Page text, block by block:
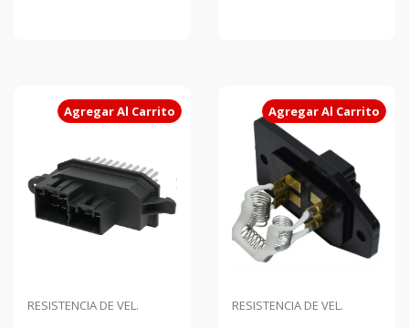
Agregar Al Carrito
RESISTENCIA DE VEL.
Agregar Al Carrito
RESISTENCIA DE VEL.